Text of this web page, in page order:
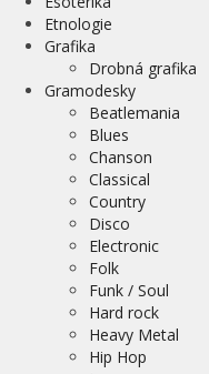
Etnologie
Grafika
Drobná grafika
Gramodesky
Beatlemania
Blues
Chanson
Classical
Country
Disco
Electronic
Folk
Funk / Soul
Hard rock
Heavy Metal
Hip Hop